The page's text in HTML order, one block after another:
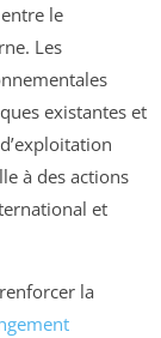
entre le
Les
existantes et
à des actions
et
la